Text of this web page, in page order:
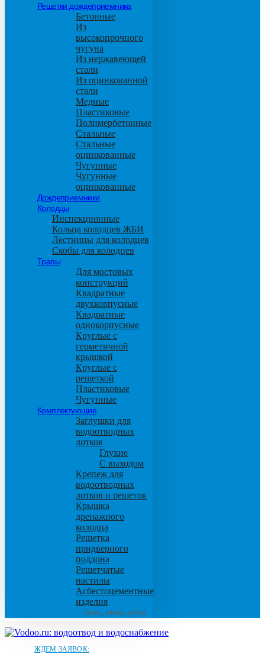
Решетки дождеприемника
Бетонные
Из
высокопрочного
чугуна
Из нержавеющей
стали
Из оцинкованной
стали
Медные
Пластиковые
Полимербетонные
Стальные
Стальные
оцинкованные
Чугунные
Чугунные
оцинкованные
Дождеприемники
Колодцы
Инспекционные
Кольца колодцев ЖБИ
Лестницы для колодцев
Скобы для колодцев
Трапы
Для мостовых
конструкций
Квадратные
двухкорпусные
Квадратные
однокорпусные
Круглые с
герметичной
крышкой
Круглые с
решеткой
Пластиковые
Чугунные
Комплектующие
Заглушки для
водоотводных
лотков
Глухие
С выходом
Крепеж для
водоотводных
лотков и решеток
Крышка
дренажного
колодца
Решетка
придверного
поддона
Решетчатые
настилы
Асбестоцементные
изделия
Листы, плиты, трубы
ЖДЕМ ЗАЯВОК: